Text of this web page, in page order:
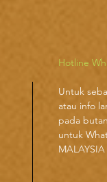
Hotline
Untuk
atau info
pada
untuk
MALAYSIA